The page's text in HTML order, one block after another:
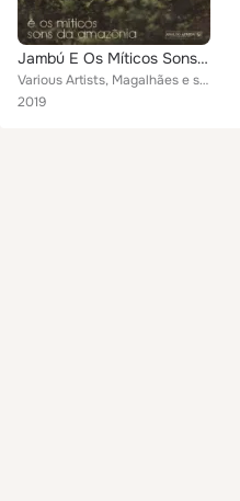
Jambú E Os Míticos Sons Da Amazônia (Analog Africa No. 28)
Various Artists, Magalhães e sua Guitarra, Vieira e Seu Conjunto, Messias Holanda, Mestre Cupijó e Seu Ritmo, Pinduca, Os Quente...
2019